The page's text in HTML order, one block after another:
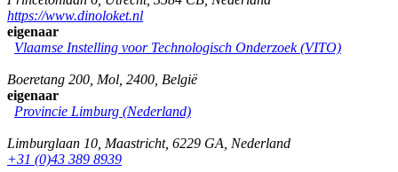
https://www.dinoloket.nl
eigenaar
Vlaamse Instelling voor Technologisch Onderzoek (VITO)
Boeretang 200 Mol 2400 België
eigenaar
Provincie Limburg (Nederland)
Limburglaan 10 Maastricht, 6229 GA Nederland
+31 (0)43 389 8939